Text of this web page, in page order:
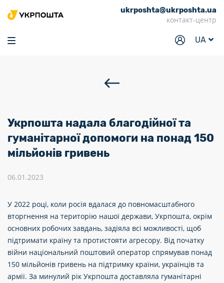
ukrposhta@ukrposhta.ua
контакт-центр
UA
Головна
Маркет
Відділення
Філателія
Кар’єра
Укрпошта надала благодійної та
гуманітарної допомоги на понад 150
мільйонів гривень
06.01.2023
У 2022 році, коли росія вдалася до повномасштабного
вторгнення на територію нашої держави, Укрпошта, окрім
основних робочих завдань, задіяла всі можливості, щоб
підтримати країну та протистояти агресору. Від початку
війни національний поштовий оператор спрямував понад
150 мільйонів гривень на підтримку країни, українців та
армії. За минулий рік Укрпошта доставляла гуманітарні